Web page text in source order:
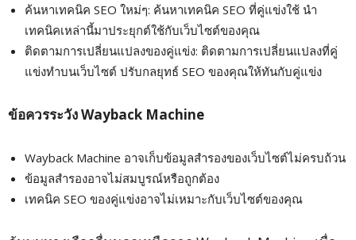
ค้นหาเทคนิค SEO ใหม่ๆ: ค้นหาเทคนิค SEO ที่คู่แข่งใช้ นำ
เทคนิคเหล่านี้มาประยุกต์ใช้กับเว็บไซต์ของคุณ
ติดตามการเปลี่ยนแปลงของคู่แข่ง: ติดตามการเปลี่ยนแปลงที่คู่
แข่งทำบนเว็บไซต์ ปรับกลยุทธ์ SEO ของคุณให้ทันกับคู่แข่ง
ข้อควรระวัง Wayback Machine
Wayback Machine อาจเก็บข้อมูลสำรองของเว็บไซต์ไม่ครบถ้วน
ข้อมูลสำรองอาจไม่สมบูรณ์หรือถูกต้อง
เทคนิค SEO ของคู่แข่งอาจไม่เหมาะกับเว็บไซต์ของคุณ